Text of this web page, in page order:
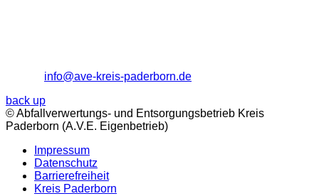
info@ave-kreis-paderborn.de
back up
© Abfallverwertungs- und Entsorgungsbetrieb Kreis
Paderborn (A.V.E. Eigenbetrieb)
Impressum
Datenschutz
Barrierefreiheit
Kreis Paderborn